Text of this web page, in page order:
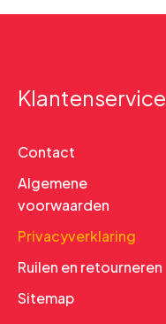
Klantenservice
Contact
Algemene
voorwaarden
Privacyverklaring
Ruilen en retourneren
Sitemap